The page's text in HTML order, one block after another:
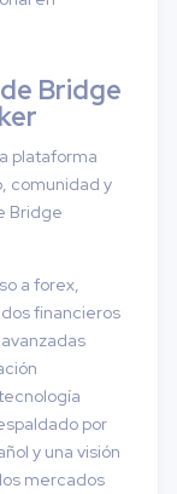
Bridge
plataforma
comunidad y
Bridge
a forex,
financieros
por
y una visión
mercados